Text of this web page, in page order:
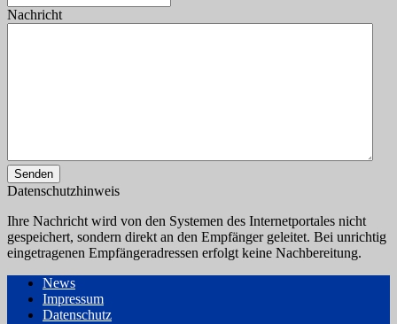
Nachricht
Senden
Datenschutzhinweis
Ihre Nachricht wird von den Systemen des Internetportales nicht
gespeichert, sondern direkt an den Empfänger geleitet. Bei unrichtig
eingetragenen Empfängeradressen erfolgt keine Nachbereitung.
News
Impressum
Datenschutz